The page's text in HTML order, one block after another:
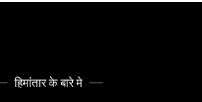
हिमांतार के बारे मे